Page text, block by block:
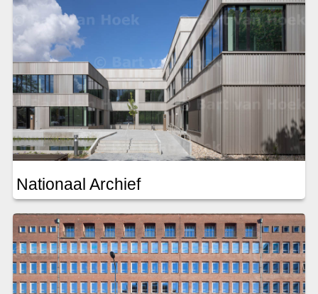
Nationaal Archief